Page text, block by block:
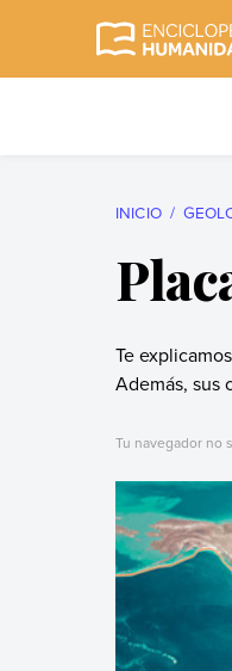
INICIO
Te
Además, sus
Tu navegador no